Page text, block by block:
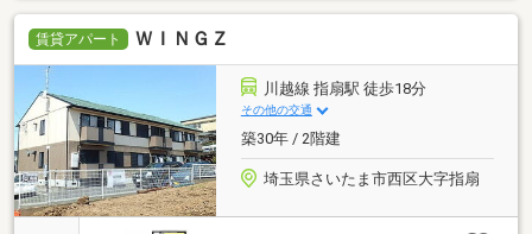
賃貸アパート ＷＩＮＧＺ
川越線 指扇駅 徒歩18分
その他の交通
築30年 / 2階建
埼玉県さいたま市西区大字指扇